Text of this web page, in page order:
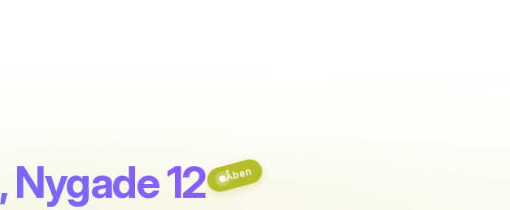
, Nygade 12 Åben